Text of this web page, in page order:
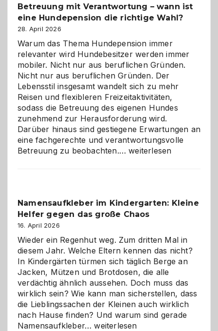
Betreuung mit Verantwortung – wann ist
eine Hundepension die richtige Wahl?
28. April 2026
Warum das Thema Hundepension immer
relevanter wird Hundebesitzer werden immer
mobiler. Nicht nur aus beruflichen Gründen.
Nicht nur aus beruflichen Gründen. Der
Lebensstil insgesamt wandelt sich zu mehr
Reisen und flexibleren Freizeitaktivitäten,
sodass die Betreuung des eigenen Hundes
zunehmend zur Herausforderung wird.
Darüber hinaus sind gestiegene Erwartungen an
eine fachgerechte und verantwortungsvolle
Betreuung zu beobachten.…Betreuung
ist
eine
Wahl?
weiterlesen
Namensaufkleber im Kindergarten: Kleine
Helfer gegen das große Chaos
16. April 2026
Wieder ein Regenhut weg. Zum dritten Mal in
diesem Jahr. Welche Eltern kennen das nicht?
In Kindergärten türmen sich täglich Berge an
Jacken, Mützen und Brotdosen, die alle
verdächtig ähnlich aussehen. Doch muss das
wirklich sein? Wie kann man sicherstellen, dass
die Lieblingssachen der Kleinen auch wirklich
nach Hause finden? Und warum sind gerade
Namensaufkleber…Namensaufkleber
weiterlesen